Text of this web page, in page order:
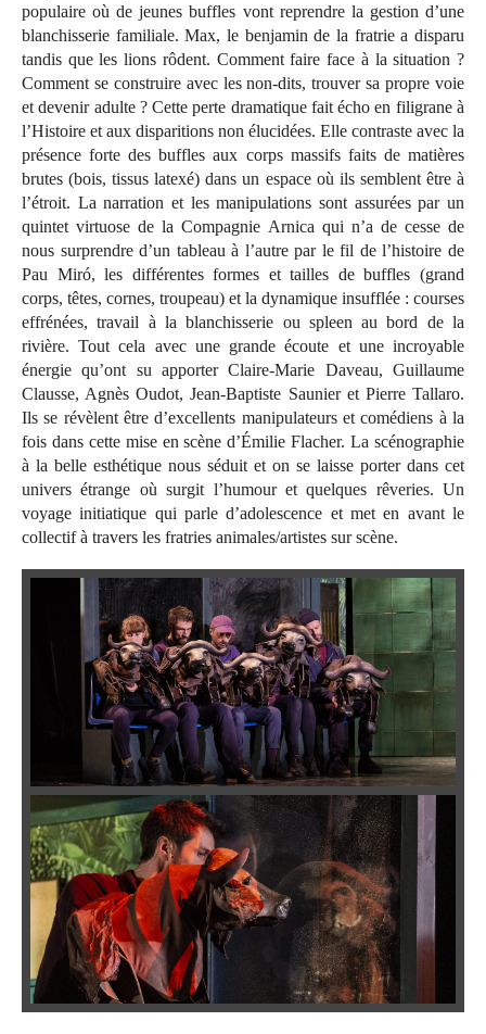
populaire où de jeunes buffles vont reprendre la gestion d’une
blanchisserie familiale. Max, le benjamin de la fratrie a disparu
tandis que les lions rôdent. Comment faire face à la situation ?
Comment se construire avec les non-dits, trouver sa propre voie
et devenir adulte ? Cette perte dramatique fait écho en filigrane à
l’Histoire et aux disparitions non élucidées. Elle contraste avec la
présence forte des buffles aux corps massifs faits de matières
brutes (bois, tissus latexé) dans un espace où ils semblent être à
l’étroit. La narration et les manipulations sont assurées par un
quintet virtuose de la Compagnie Arnica qui n’a de cesse de
nous surprendre d’un tableau à l’autre par le fil de l’histoire de
Pau Miró, les différentes formes et tailles de buffles (grand
corps, têtes, cornes, troupeau) et la dynamique insufflée : courses
effrénées, travail à la blanchisserie ou spleen au bord de la
rivière. Tout cela avec une grande écoute et une incroyable
énergie qu’ont su apporter Claire-Marie Daveau, Guillaume
Clausse, Agnès Oudot, Jean-Baptiste Saunier et Pierre Tallaro.
Ils se révèlent être d’excellents manipulateurs et comédiens à la
fois dans cette mise en scène d’Émilie Flacher. La scénographie
à la belle esthétique nous séduit et on se laisse porter dans cet
univers étrange où surgit l’humour et quelques rêveries. Un
voyage initiatique qui parle d’adolescence et met en avant le
collectif à travers les fratries animales/artistes sur scène.